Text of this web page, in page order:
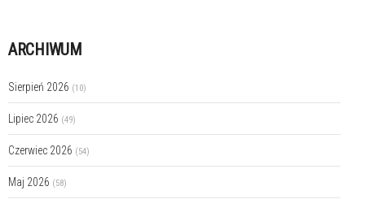
ARCHIWUM
Sierpień 2026 (10)
Lipiec 2026 (49)
Czerwiec 2026 (54)
Maj 2026 (58)